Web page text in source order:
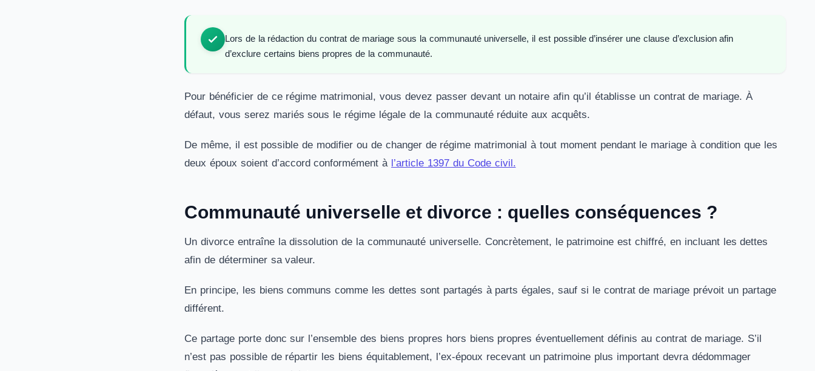
Lors de la rédaction du contrat de mariage sous la communauté universelle, il est possible d’insérer une clause d’exclusion afin
d’exclure certains biens propres de la communauté.
Pour bénéficier de ce régime matrimonial, vous devez passer devant un notaire afin qu’il établisse un contrat de mariage. À
défaut, vous serez mariés sous le régime légale de la communauté réduite aux acquêts.
De même, il est possible de modifier ou de changer de régime matrimonial à tout moment pendant le mariage à condition que les
deux époux soient d’accord conformément à l’article 1397 du Code civil.
Communauté universelle et divorce : quelles conséquences ?
Un divorce entraîne la dissolution de la communauté universelle. Concrètement, le patrimoine est chiffré, en incluant les dettes
afin de déterminer sa valeur.
En principe, les biens communs comme les dettes sont partagés à parts égales, sauf si le contrat de mariage prévoit un partage
différent.
Ce partage porte donc sur l’ensemble des biens propres hors biens propres éventuellement définis au contrat de mariage. S’il
n’est pas possible de répartir les biens équitablement, l’ex-époux recevant un patrimoine plus important devra dédommager